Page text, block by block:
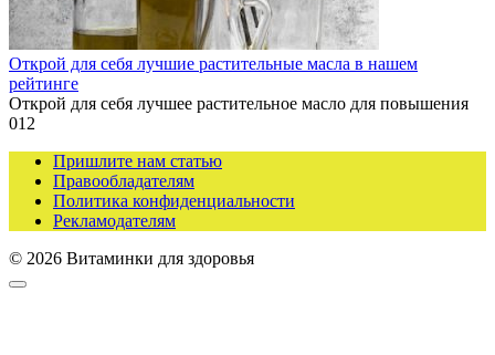
Открой для себя лучшие растительные масла в нашем
рейтинге
Открой для себя лучшее растительное масло для повышения
012
Пришлите нам статью
Правообладателям
Политика конфиденциальности
Рекламодателям
© 2026 Витаминки для здоровья